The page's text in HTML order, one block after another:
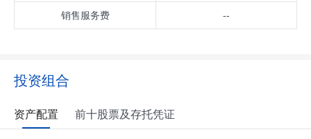
期权、期货等金融衍生产品； 6、与固定收益、股权、信用、
准； 8、中国证监会允许基金投资的其他金融工具（但须符合
中国证监会相关规定）。如法律法规或监管机构以后允许基金
投资范围。 基金的投资组合比例为：本基金投资于标的指数成
份股和备选成份股（均含存托凭证）的比例不得低于基金资产
销售服务费 --
投资组合
资产配置 前十股票及存托凭证